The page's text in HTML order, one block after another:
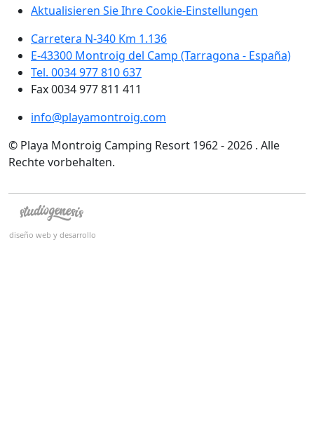
Aktualisieren Sie Ihre Cookie-Einstellungen
Carretera N-340 Km 1.136
E-43300 Montroig del Camp (Tarragona - España)
Tel. 0034 977 810 637
Fax 0034 977 811 411
info@playamontroig.com
© Playa Montroig Camping Resort 1962 - 2026 . Alle
Rechte vorbehalten.